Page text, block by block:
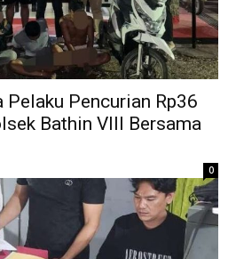
Pelaku Pencurian Rp36
Bathin VIII Bersama
0